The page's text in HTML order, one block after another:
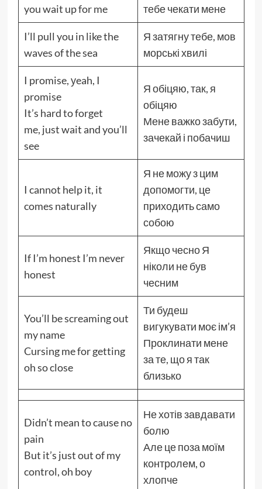
you wait up for me
тебе чекати мене
I’ll pull you in like the
waves of the sea
Я затягну тебе, мов
морські хвилі
I promise, уeah, I
promise
It’s hard to forget
me, just wait and you’ll
see
Я обіцяю, так, я
обіцяю
Мене важко забути,
зачекай і побачиш
I cannot help it, it
comes naturally
Я не можу з цим
допомогти, це
приходить само
собою
If I’m honest I’m never
honest
Якщо чесно Я
ніколи не був
чесним
You’ll be screaming out
my name
Cursing me for getting
oh so close
Ти будеш
вигукувати моє ім’я
Проклинати мене
за те, що я так
близько
Didn’t mean to cause no
pain
But it’s just out of my
control, oh boy
Не хотів завдавати
болю
Але це поза моїм
контролем, о
хлопче